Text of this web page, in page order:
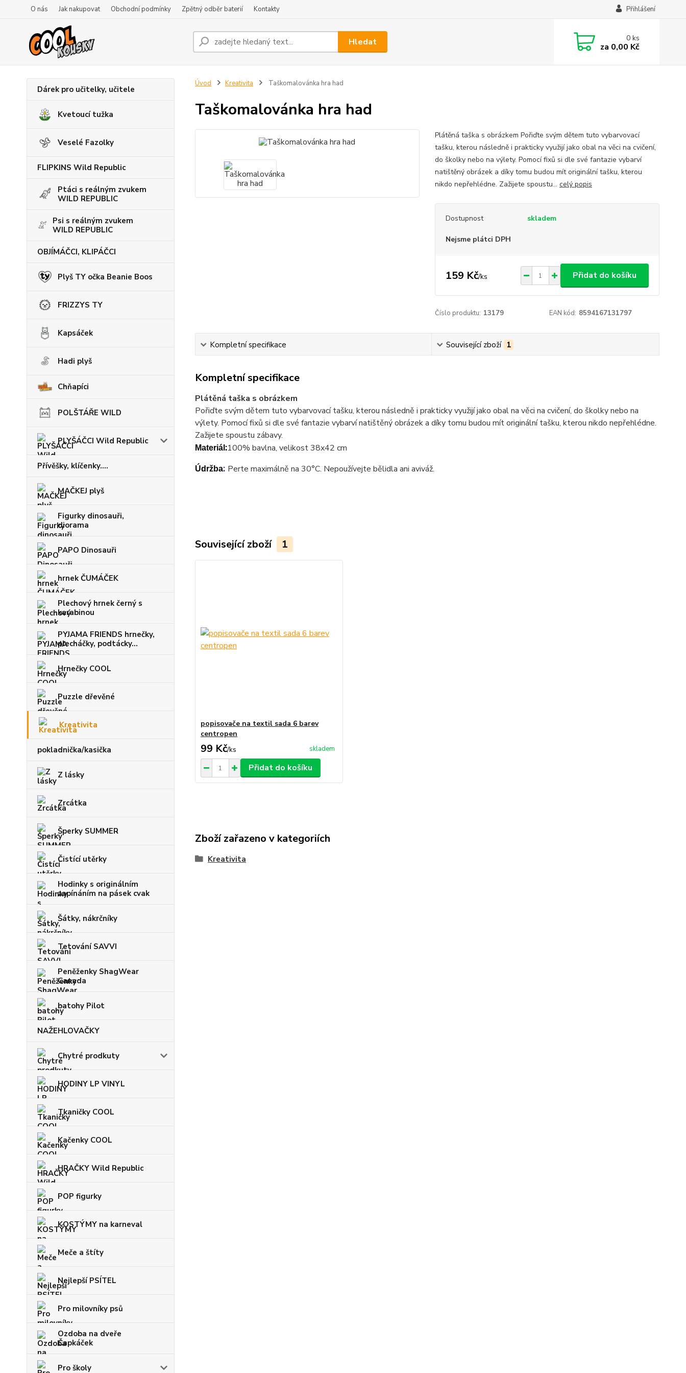
O nás Jak nakupovat Obchodní podmínky Zpětný odběr baterií Kontakty Přihlášení
Hledat 0ks
za 0,00 Kč
Dárek pro učitelky, učitele
Kvetoucí tužka
Veselé Fazolky
FLIPKINS Wild Republic
Ptáci s reálným zvukem
WILD REPUBLIC
Psi s reálným zvukem
WILD REPUBLIC
OBJÍMÁČCI, KLIPÁČCI
Plyš TY očka Beanie Boos
FRIZZYS TY
Kapsáček
Hadi plyš
Chňapíci
POLŠTÁŘE WILD
PLYŠÁČCI Wild Republic
Přívěšky, klíčenky....
MAČKEJ plyš
Figurky dinosauři,
diorama
PAPO Dinosauři
hrnek ČUMÁČEK
Plechový hrnek černý s
karabinou
PYJAMA FRIENDS hrnečky,
plecháčky, podtácky...
Hrnečky COOL
Puzzle dřevěné
Kreativita
pokladnička/kasička
Z lásky
Zrcátka
Šperky SUMMER
Čistící utěrky
Hodinky s originálním
zapínáním na pásek cvak
Šátky, nákrčníky
Tetování SAVVI
Peněženky ShagWear
Canada
batohy Pilot
NAŽEHLOVAČKY
Chytré prodkuty
HODINY LP VINYL
Tkaničky COOL
Kačenky COOL
HRAČKY Wild Republic
POP figurky
KOSTÝMY na karneval
Meče a štíty
Nejlepší PSÍTEL
Pro milovníky psů
Ozdoba na dveře
Čapkáček
Pro školy
Úvod Kreativita Taškomalovánka hra had
Taškomalovánka hra had
Plátěná taška s obrázkem Pořiďte svým dětem tuto vybarvovací
tašku, kterou následně i prakticky využijí jako obal na věci na cvičení,
do školky nebo na výlety. Pomocí fixů si dle své fantazie vybarví
natištěný obrázek a díky tomu budou mít originální tašku, kterou
nikdo nepřehlédne. Zažijete spoustu... celý popis
Dostupnost skladem
Nejsme plátci DPH
159 Kč/ks Přidat do košíku
Číslo produktu: 13179 EAN kód: 8594167131797
Kompletní specifikace Související zboží 1
Kompletní specifikace
Plátěná taška s obrázkem
Pořiďte svým dětem tuto vybarvovací tašku, kterou následně i prakticky využijí jako obal na věci na cvičení, do školky nebo na
výlety. Pomocí fixů si dle své fantazie vybarví natištěný obrázek a díky tomu budou mít originální tašku, kterou nikdo nepřehlédne.
Zažijete spoustu zábavy.
Materiál :100% bavlna, velikost 38x42 cm
Údržba: Perte maximálně na 30°C. Nepoužívejte bělidla ani aviváž.
Související zboží 1
popisovače na textil sada 6 barev
centropen
99 Kč/ks skladem
Přidat do košíku
Zboží zařazeno v kategoriích
Kreativita